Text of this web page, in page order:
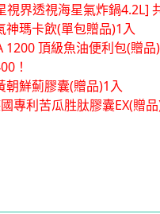
視界透視海星氣炸鍋4.2L]
神瑪卡飲(單包贈品)1入
1200 頂級魚油便利包(贈品
！
朝鮮薊膠囊(贈品)1入
專利苦瓜胜肽膠囊EX(贈